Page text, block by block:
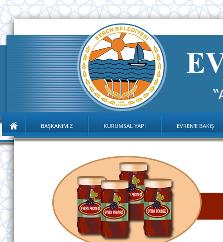
BAŞKANIMIZ KURUMSAL YAPI EVREN'E BAKIŞ